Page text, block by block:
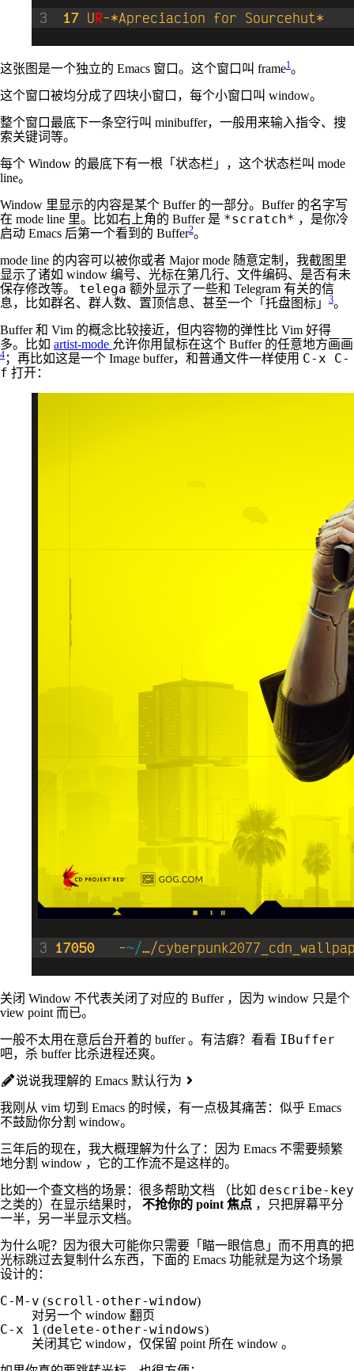
这张图是一个独立的 Emacs 窗口。这个窗口叫 frame1。
这个窗口被均分成了四块小窗口，每个小窗口叫 window。
整个窗口最底下一条空行叫 minibuffer，一般用来输入指令、搜
索关键词等。
每个 Window 的最底下有一根「状态栏」，这个状态栏叫 mode
line。
Window 里显示的内容是某个 Buffer 的一部分。Buffer 的名字写
在 mode line 里。比如右上角的 Buffer 是 *scratch* ，是你冷
启动 Emacs 后第一个看到的 Buffer2。
mode line 的内容可以被你或者 Major mode 随意定制，我截图里
显示了诸如 window 编号、光标在第几行、文件编码、是否有未
保存修改等。 telega 额外显示了一些和 Telegram 有关的信
息，比如群名、群人数、置顶信息、甚至一个「托盘图标」
3。
Buffer 和 Vim 的概念比较接近，但内容物的弹性比 Vim 好得
多。比如 artist-mode 允许你用鼠标在这个 Buffer 的任意地方画画
4 ；再比如这是一个 Image buffer，和普通文件一样使用 C-x C-
f 打开：
关闭 Window 不代表关闭了对应的 Buffer ，因为 window 只是个
view point 而已。
一般不太用在意后台开着的 buffer 。有洁癖？看看 IBuffer
吧，杀 buffer 比杀进程还爽。
说说我理解的 Emacs 默认行为
我刚从 vim 切到 Emacs 的时候，有一点极其痛苦：似乎 Emacs
不鼓励你分割 window。
三年后的现在，我大概理解为什么了：因为 Emacs 不需要频繁
地分割 window ，它的工作流不是这样的。
比如一个查文档的场景：很多帮助文档 （比如 describe-key
之类的）在显示结果时， 不抢你的 point 焦点 ，只把屏幕平分
一半，另一半显示文档。
为什么呢？因为很大可能你只需要「瞄一眼信息」而不用真的把
光标跳过去复制什么东西，下面的 Emacs 功能就是为这个场景
设计的：
C-M-v (scroll-other-window)
对另一个 window 翻页
C-x 1 (delete-other-windows)
关闭其它 window，仅保留 point 所在 window 。